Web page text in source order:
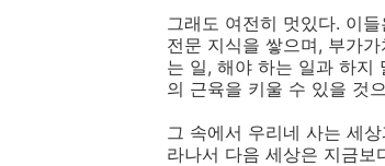
그래도 여전히 멋있다. 이
전문 지식을 쌓으며, 부가
는 일, 해야 하는 일과 하지
의 근육을 키울 수 있을 것
그 속에서 우리네 사는 세
라나서 다음 세상은 지금보